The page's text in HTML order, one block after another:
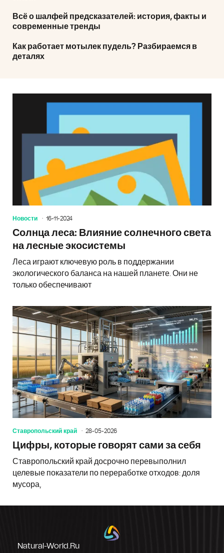
Всё о шалфей предсказателей: история, факты и
современные тренды
Как работает мотылек пудель? Разбираемся в
деталях
Новости 16-11-2024
Солнца леса: Влияние солнечного света
на лесные экосистемы
Леса играют ключевую роль в поддержании
экологического баланса на нашей планете. Они не
только обеспечивают
Ставропольский край 28-05-2026
Цифры, которые говорят сами за себя
Ставропольский край досрочно перевыполнил
целевые показатели по переработке отходов: доля
мусора,
Natural-World.ru